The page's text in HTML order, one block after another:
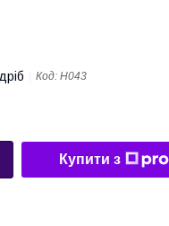
Код: Н043
Купити з